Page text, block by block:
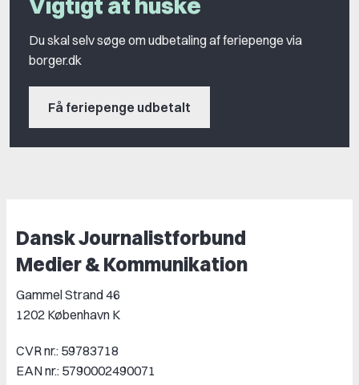
Du skal selv søge om udbetaling af feriepenge via
borger.dk
Få feriepenge udbetalt
Dansk Journalistforbund
Medier & Kommunikation
Gammel Strand 46
1202 København K
CVR nr.: 59783718
EAN nr.: 5790002490071